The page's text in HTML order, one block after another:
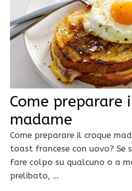
Come preparare
madame
Come preparare il croque
toast francese con uovo? Se
fare colpo su qualcuno o a
prelibato, …